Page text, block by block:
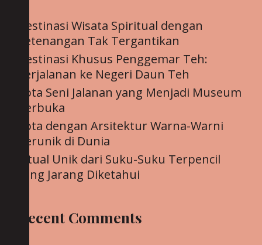
Destinasi Wisata Spiritual dengan
Ketenangan Tak Tergantikan
Destinasi Khusus Penggemar Teh:
Perjalanan ke Negeri Daun Teh
Kota Seni Jalanan yang Menjadi Museum
Terbuka
Kota dengan Arsitektur Warna-Warni
Terunik di Dunia
Ritual Unik dari Suku-Suku Terpencil
yang Jarang Diketahui
Recent Comments